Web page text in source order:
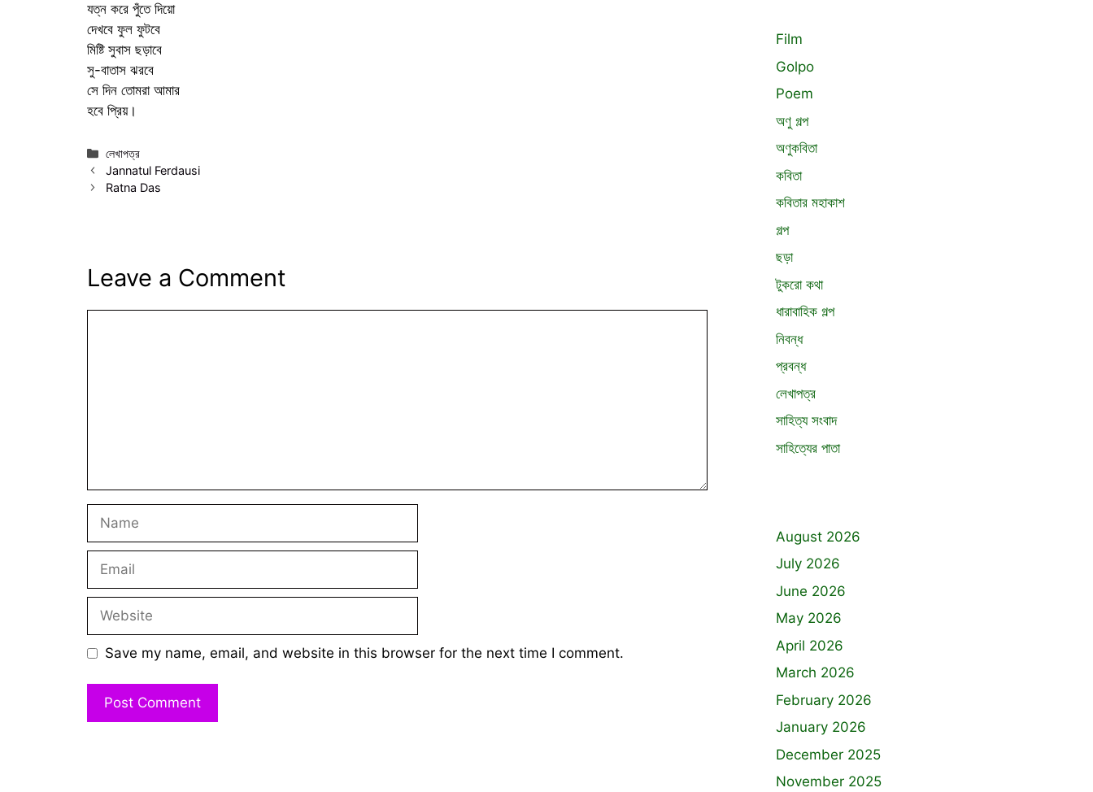
যত্ন করে পুঁতে দিয়ো
দেখবে ফুল ফুটবে
মিষ্টি সুবাস ছড়াবে
সু-বাতাস ঝরবে
সে দিন তোমরা আমার
হবে প্রিয়।
Categories
লেখাপত্র
Jannatul Ferdausi
Ratna Das
Leave a Comment
Save my name, email, and website in this browser for the next time I comment.
Film
Golpo
Poem
অণু গল্প
অণুকবিতা
কবিতা
কবিতার মহাকাশ
গল্প
ছড়া
টুকরো কথা
ধারাবাহিক গল্প
নিবন্ধ
প্রবন্ধ
লেখাপত্র
সাহিত্য সংবাদ
সাহিত্যের পাতা
August 2026
July 2026
June 2026
May 2026
April 2026
March 2026
February 2026
January 2026
December 2025
November 2025